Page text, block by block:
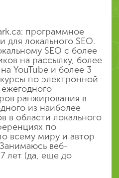
программное
для локального SEO.
SEO с более
на рассылку, более
YouTube и более 3
по электронной
ранжирования в
из наиболее
в области локального
по
всему миру и автор
веб-
лет (да, еще до